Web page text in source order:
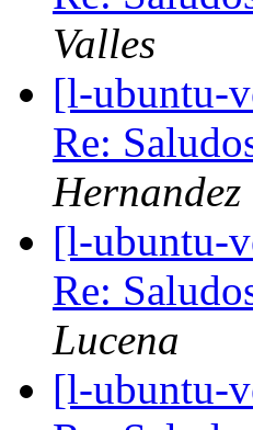
Valles
[l-ubuntu-
Re:
Hernandez
[l-ubuntu-
Re:
Lucena
[l-ubuntu-